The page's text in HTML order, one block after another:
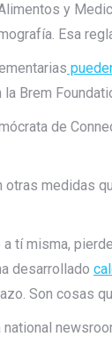
y
Esa
Brem
de
medidas
tí misma,
desarrollado
Son cosas